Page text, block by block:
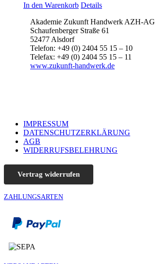
In den Warenkorb Details
Akademie Zukunft Handwerk AZH-AG
Schaufenberger Straße 61
52477 Alsdorf
Telefon: +49 (0) 2404 55 15 – 10
Telefax: +49 (0) 2404 55 15 – 11
www.zukunft-handwerk.de
IMPRESSUM
DATENSCHUTZERKLÄRUNG
AGB
WIDERRUFSBELEHRUNG
Vertrag widerrufen
ZAHLUNGSARTEN